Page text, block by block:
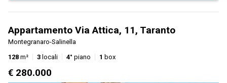
Appartamento Via Attica, 11, Taranto
Montegranaro-Salinella
128 m² 3 locali 4° piano 1 box
€ 280.000